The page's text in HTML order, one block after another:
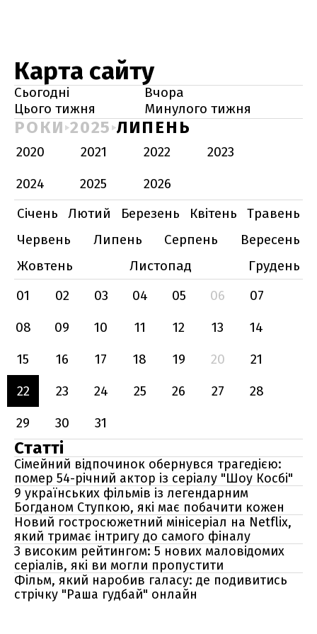
Карта сайту
Сьогодні
Вчора
Цього тижня
Минулого тижня
РОКИ 2025 ЛИПЕНЬ
2020 2021 2022
2023
2024
2025
2026
Січень
Лютий Березень Квітень
Травень
Червень
Липень Серпень
Вересень
Жовтень
Листопад
Грудень
01
02 03 04 05 06
07
08
09 10 11 12 13
14
15
16 17 18 19 20
21
22
23 24 25 26 27
28
29
30 31
Статті
Сімейний відпочинок обернувся трагедією:
помер 54-річний актор із серіалу "Шоу Косбі"
9 українських фільмів із легендарним
Богданом Ступкою, які має побачити кожен
Новий гостросюжетний мінісеріал на Netflix,
який тримає інтригу до самого фіналу
З високим рейтингом: 5 нових маловідомих
серіалів, які ви могли пропустити
Фільм, який наробив галасу: де подивитись
стрічку "Раша гудбай" онлайн